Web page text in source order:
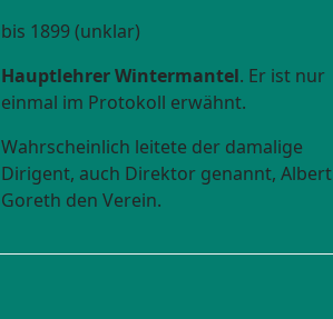
bis 1899 (unklar)
Hauptlehrer Wintermantel. Er ist nur
einmal im Protokoll erwähnt.
Wahrscheinlich leitete der damalige
Dirigent, auch Direktor genannt, Albert
Goreth den Verein.